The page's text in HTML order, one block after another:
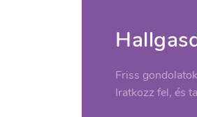
Friss
Iratkozz fel, és